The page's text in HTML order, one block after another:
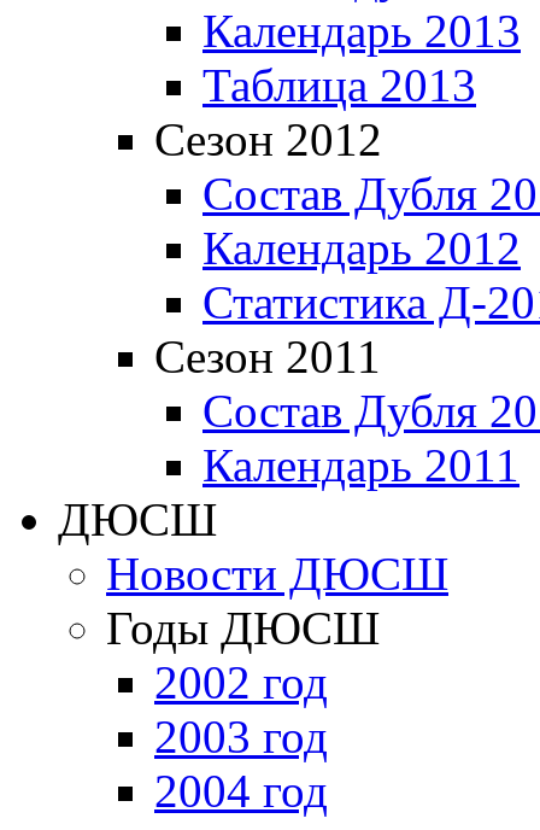
Календарь 2013
Таблица 2013
Сезон 2012
Состав Дубля
Календарь 2012
Статистика Д-
Сезон 2011
Состав Дубля
Календарь 2011
ДЮСШ
Новости ДЮСШ
Годы ДЮСШ
2002 год
2003 год
2004 год